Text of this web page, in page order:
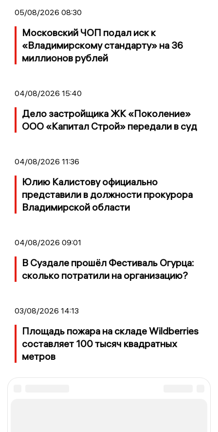
05/08/2026 08:30
Московский ЧОП подал иск к
«Владимирскому стандарту» на 36
миллионов рублей
04/08/2026 15:40
Дело застройщика ЖК «Поколение»
ООО «Капитал Строй» передали в суд
04/08/2026 11:36
Юлию Калистову официально
представили в должности прокурора
Владимирской области
04/08/2026 09:01
В Суздале прошёл Фестиваль Огурца:
сколько потратили на организацию?
03/08/2026 14:13
Площадь пожара на складе Wildberries
составляет 100 тысяч квадратных
метров